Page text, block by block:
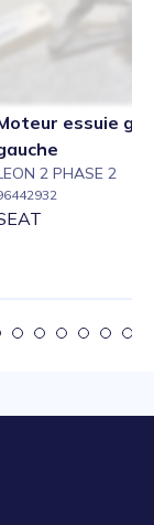
essuie
2 PHASE 2